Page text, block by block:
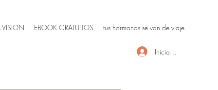
VISION EBOOK GRATUITOS tus hormonas se van de viaje
Iniciar sesión